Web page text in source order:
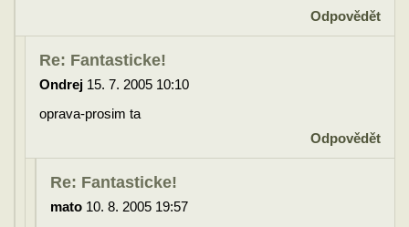
Odpovědět
Re: Fantasticke!
Ondrej 15. 7. 2005 10:10
oprava-prosim ta
Odpovědět
Re: Fantasticke!
mato 10. 8. 2005 19:57